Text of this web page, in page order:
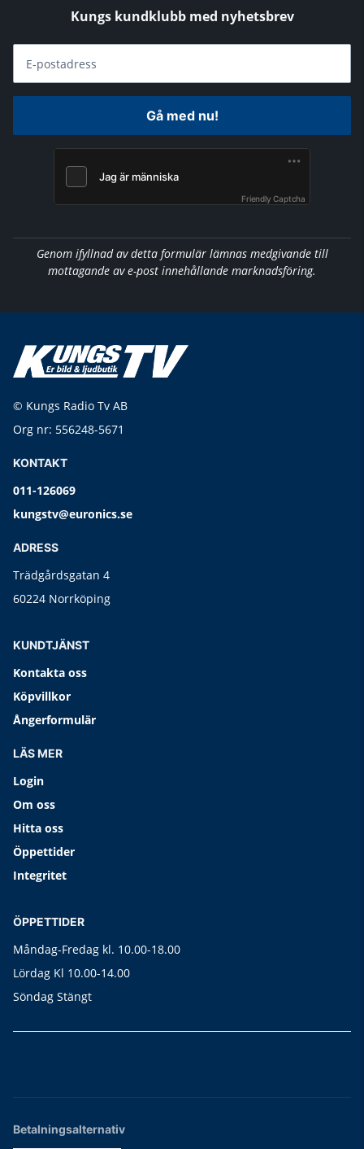
Kungs kundklubb med nyhetsbrev
E-postadress
Gå med nu!
Friendly Captcha
Genom ifyllnad av detta formulär lämnas medgivande till
mottagande av e-post innehållande marknadsföring.
© Kungs Radio Tv AB
Org nr: 556248-5671
KONTAKT
011-126069
kungstv@euronics.se
ADRESS
Trädgårdsgatan 4
60224 Norrköping
KUNDTJÄNST
Kontakta oss
Köpvillkor
Ångerformulär
LÄS MER
Login
Om oss
Hitta oss
Öppettider
Integritet
ÖPPETTIDER
Måndag-Fredag kl. 10.00-18.00
Lördag Kl 10.00-14.00
Söndag Stängt
Betalningsalternativ